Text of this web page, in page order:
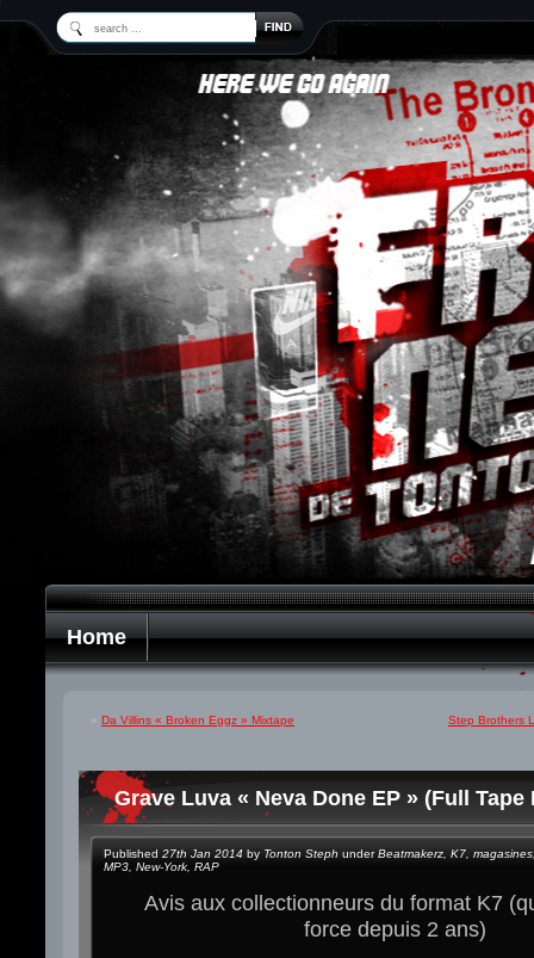
Home
« Da Villins « Broken Eggz » Mixtape Step Brothers
Grave Luva « Neva Done EP » (Full Tape
Published 27th Jan 2014 by Tonton Steph underBeatmakerz K7 magasines
MP3 New-York RAP
Avis aux collectionneurs du format K7
force depuis 2 ans)